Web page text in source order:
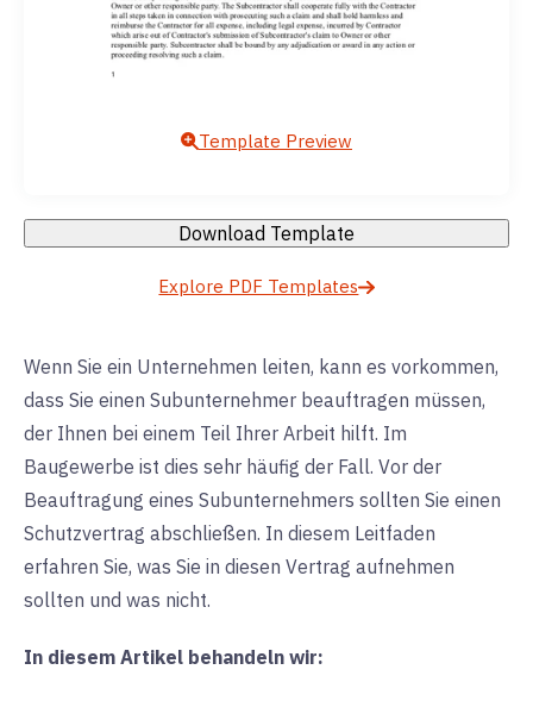
Template Preview
Download Template
Explore PDF Templates
Wenn Sie ein Unternehmen leiten, kann es vorkommen,
dass Sie einen Subunternehmer beauftragen müssen,
der Ihnen bei einem Teil Ihrer Arbeit hilft. Im
Baugewerbe ist dies sehr häufig der Fall. Vor der
Beauftragung eines Subunternehmers sollten Sie einen
Schutzvertrag abschließen. In diesem Leitfaden
erfahren Sie, was Sie in diesen Vertrag aufnehmen
sollten und was nicht.
In diesem Artikel behandeln wir: